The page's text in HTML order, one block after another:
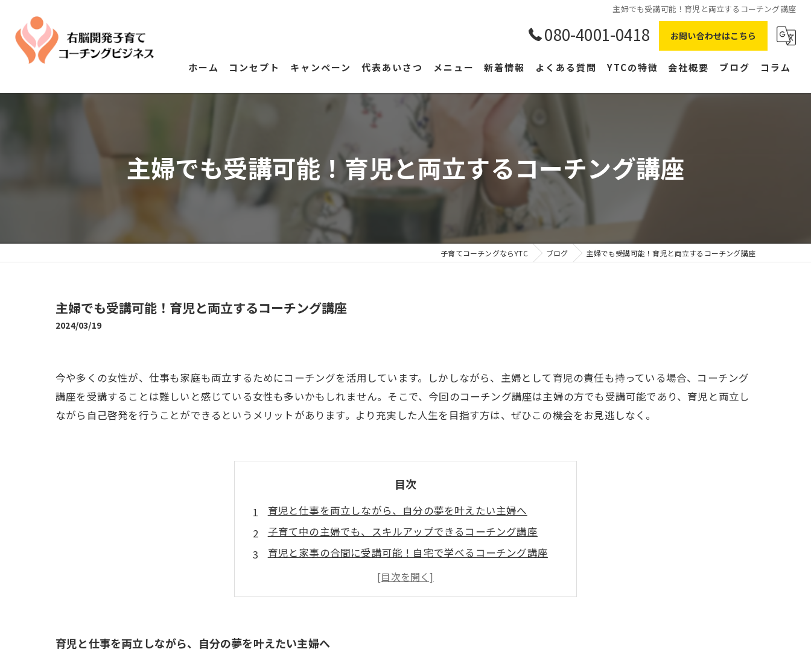
主婦でも受講可能！育児と両立するコーチング講座
080-4001-0418 お問い合わせはこちら
ホーム コンセプト キャンペーン 代表あいさつ メニュー 新着情報 よくある質問 YTCの特徴
副業
右脳
会社概要 ブログ コラム
主婦でも受講可能！育児と両立するコーチング講座
子育てコーチングならYTC ブログ 主婦でも受講可能！育児と両立するコーチング講座
主婦でも受講可能！育児と両立するコーチング講座
2024/03/19
今や多くの女性が、仕事も家庭も両立するためにコーチングを活用しています。しかしながら、主婦として育児の責任も持っている場合、コーチング
講座を受講することは難しいと感じている女性も多いかもしれません。そこで、今回のコーチング講座は主婦の方でも受講可能であり、育児と両立し
ながら自己啓発を行うことができるというメリットがあります。より充実した人生を目指す方は、ぜひこの機会をお見逃しなく。
目次
育児と仕事を両立しながら、自分の夢を叶えたい主婦へ
子育て中の主婦でも、スキルアップできるコーチング講座
育児と家事の合間に受講可能！自宅で学べるコーチング講座
主婦向けのコーチング講座で、自分磨きをして自信をつけよう
子育てに悩んだときは、コーチング講座で解決策を見つけよう
育児と仕事を両立しながら、自分の夢を叶えたい主婦へ